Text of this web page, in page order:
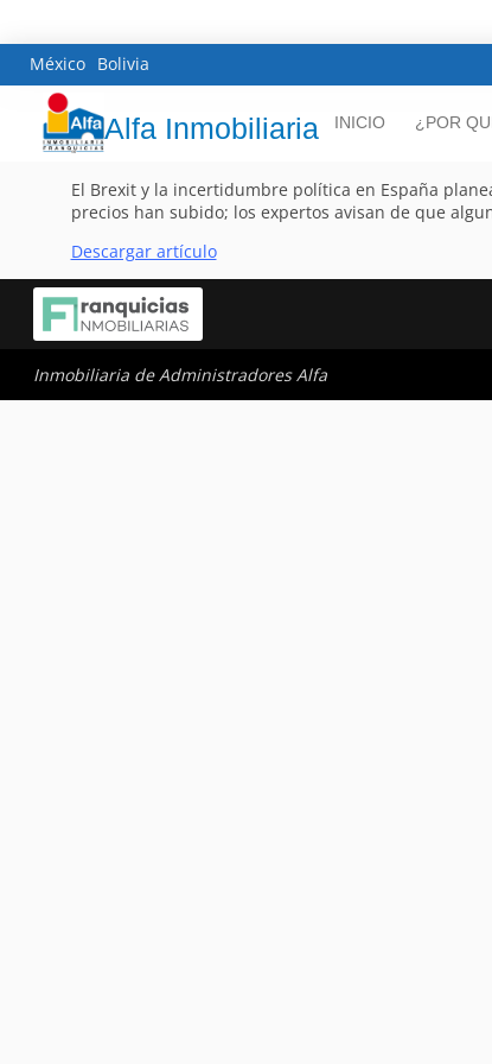
México Bolivia
Alfa Inmobiliaria INICIO ¿POR
El Brexit y la incertidumbre política en España
precios han subido; los expertos avisan de que
Descargar artículo
Inmobiliaria de Administradores Alfa